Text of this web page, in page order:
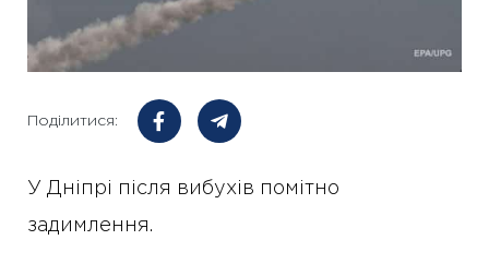
Поділитися:
У Дніпрі після вибухів помітно
задимлення.